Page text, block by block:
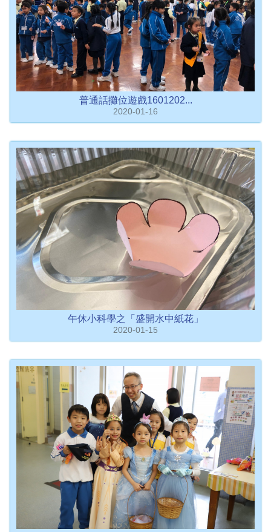
普通話攤位遊戲1601202...
2020-01-16
午休小科學之「盛開水中紙花」
2020-01-15